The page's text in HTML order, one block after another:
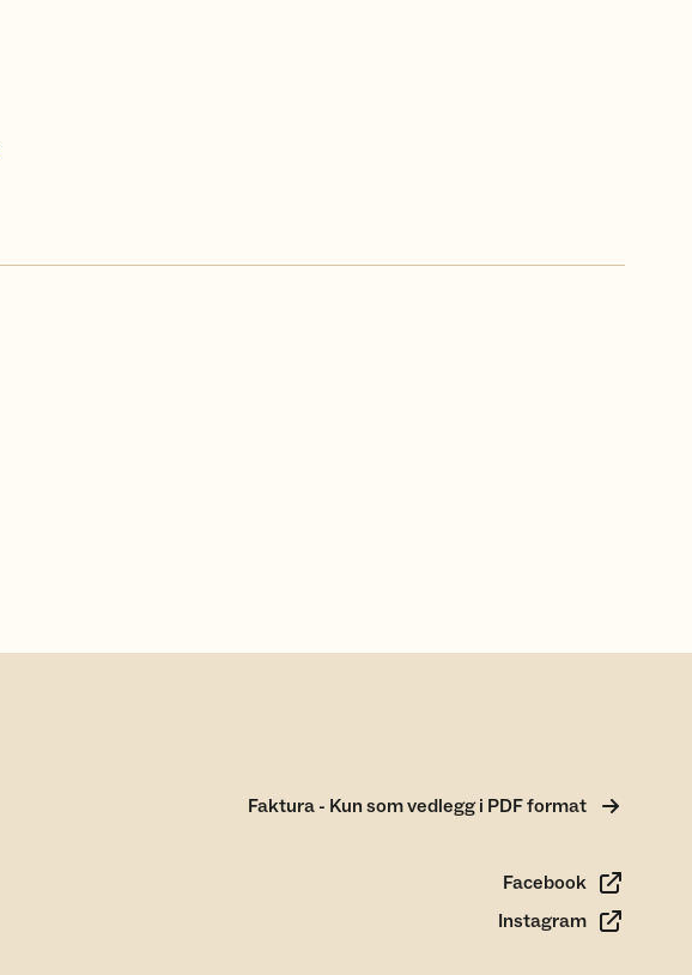
Faktura - Kun som vedlegg i PDF format
Facebook
Instagram